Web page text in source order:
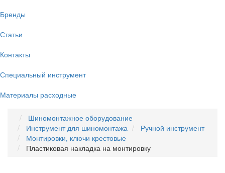
Бренды
Статьи
Контакты
Специальный инструмент
Материалы расходные
Шиномонтажное оборудование
Инструмент для шиномонтажа
Ручной инструмент
Монтировки, ключи крестовые
Пластиковая накладка на монтировку